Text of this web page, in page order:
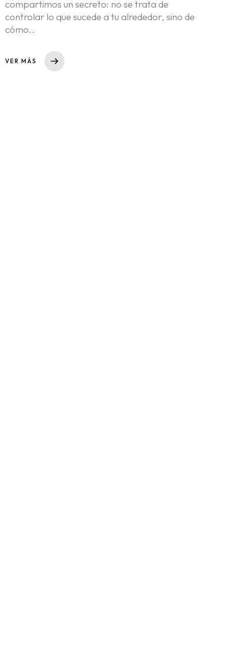
Nosotros
Blog: ideas en movimiento
compartimos un secreto: no se trata de
controlar lo que sucede a tu alrededor, sino de
cómo..
VER MÁS